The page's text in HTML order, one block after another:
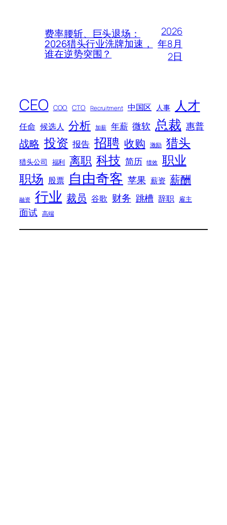
费率腰斩、巨头退场：
2026猎头行业洗牌加速，
谁在逆势突围？
2026
年8月
2日
CEO COO CTO Recruitment 中国区 人事 人才
任命 候选人 分析 加薪 年薪 微软 总裁 惠普
战略 投资 报告 招聘 收购 激励 猎头
猎头公司 福利 离职 科技 简历 绩效 职业
职场 股票 自由奇客 苹果 薪资 薪酬
融资 行业 裁员 谷歌 财务 跳槽 辞职 雇主
面试 高端